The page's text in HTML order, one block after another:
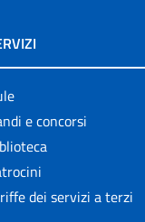
e concorsi
dei servizi a terzi